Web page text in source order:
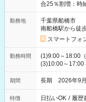
合25％割増：時
勤務地
千葉県船橋市
南船橋駅から徒
スマートフォ
勤務時間
(1)9:00～18:00
(3)10:00～
期間 長期 2026年9
特徴 日払いOK / 履歴